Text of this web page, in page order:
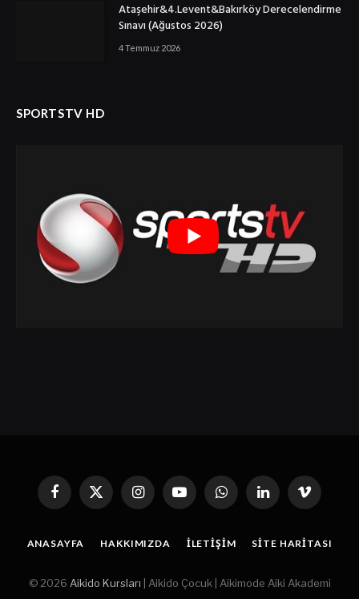
Ataşehir&4.Levent&Bakırköy Derecelendirme
Sınavı (Ağustos 2026)
4 Temmuz 2026
SPORTSTV HD
Facebook
X
(Twitter)
InstagramYouTubeWhatsAppLinkedin'de
Paylaş
Vimeo
ANASAYFA HAKKIMIZDA İLETIŞIM SITE HARITASI
© 2026 Aikido Kursları | Aikido Çocuk | Aikimode Aiki Akademi